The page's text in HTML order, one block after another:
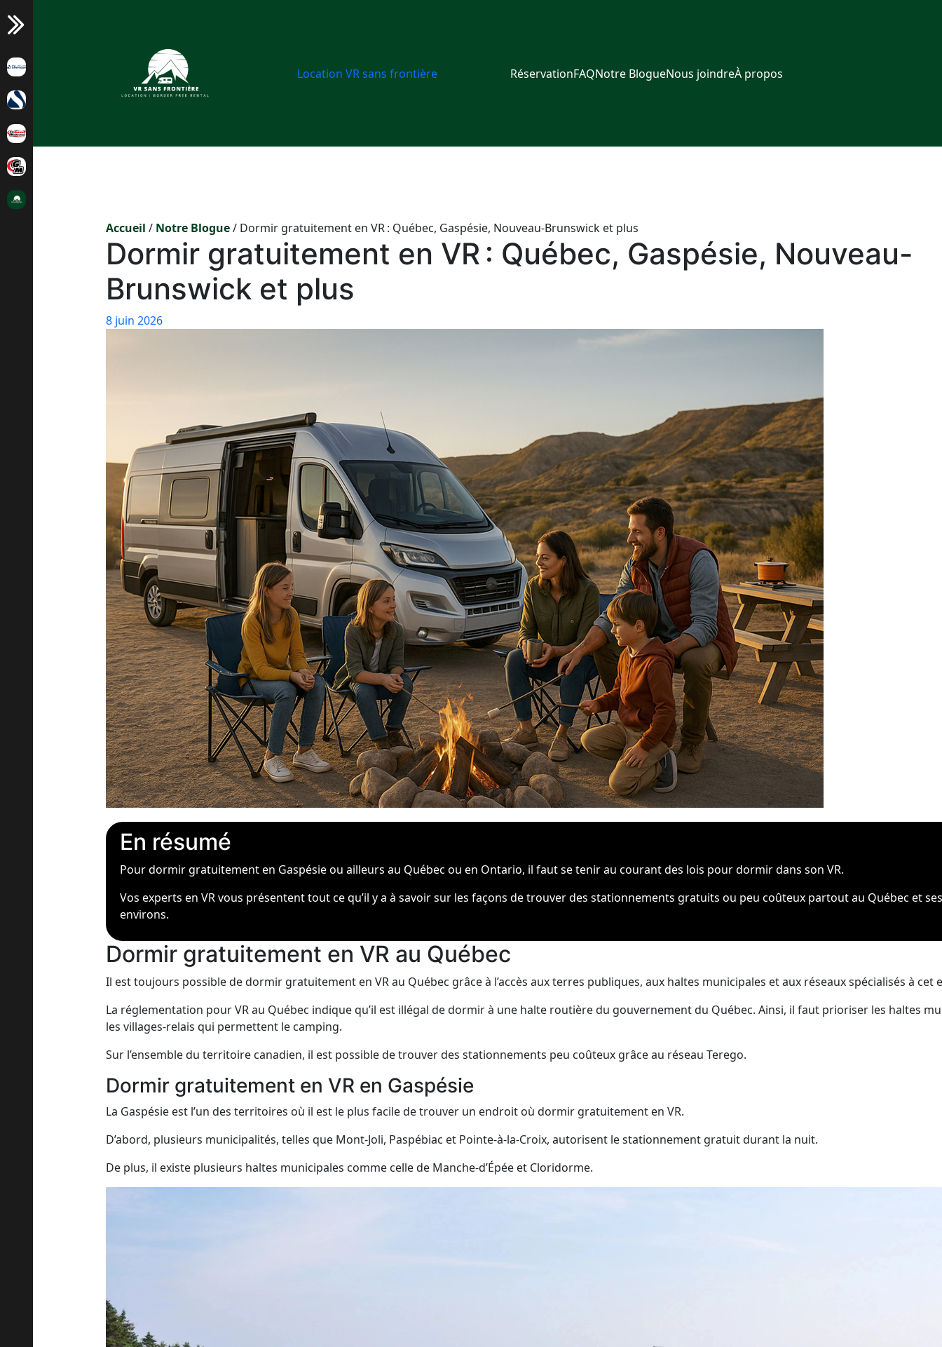
au
Location VR sans frontière RéservationFAQNotre BlogueNous joindreÀ propos
Accueil / Notre Blogue/ Dormir gratuitement en VR : Québec, Gaspésie, Nouveau-Brunswick et plus
Dormir gratuitement en VR : Québec, Gaspésie, Nouveau-
Brunswick et plus
8 juin 2026
En résumé
Pour dormir gratuitement en Gaspésie ou ailleurs au Québec ou en Ontario, il faut se tenir au courant des lois pour dormir dans son VR.
Vos experts en VR vous présentent tout ce qu’il y a à savoir sur les façons de trouver des stationnements gratuits ou peu coûteux partout au Québec et
environs.
Dormir gratuitement en VR au Québec
Il est toujours possible de dormir gratuitement en VR au Québec grâce à l’accès aux terres publiques, aux haltes municipales et aux réseaux spécialisés à cet
La réglementation pour VR au Québec indique qu’il est illégal de dormir à une halte routière du gouvernement du Québec. Ainsi, il faut prioriser les haltes
les villages-relais qui permettent le camping.
Sur l’ensemble du territoire canadien, il est possible de trouver des stationnements peu coûteux grâce au réseau Terego.
Dormir gratuitement en VR en Gaspésie
La Gaspésie est l’un des territoires où il est le plus facile de trouver un endroit où dormir gratuitement en VR.
D’abord, plusieurs municipalités, telles que Mont-Joli, Paspébiac et Pointe-à-la-Croix, autorisent le stationnement gratuit durant la nuit.
De plus, il existe plusieurs haltes municipales comme celle de Manche-d’Épée et Cloridorme.